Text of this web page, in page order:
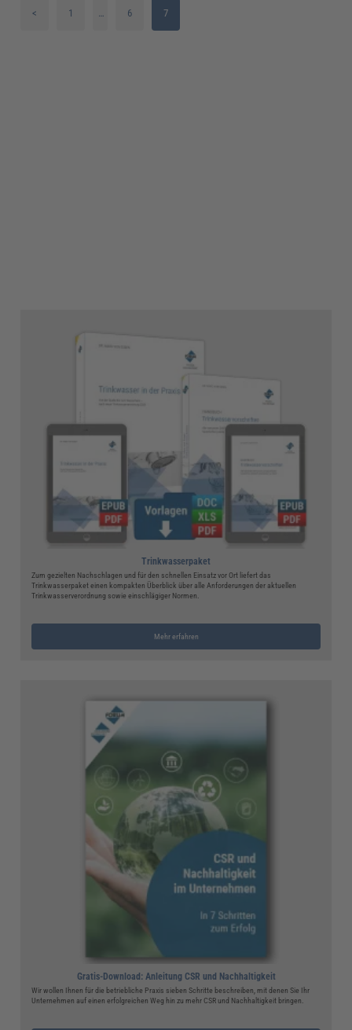
< 1 … 6 7
Trinkwasserpaket
Zum gezielten Nachschlagen und für den schnellen Einsatz vor Ort liefert das
Trinkwasserpaket einen kompakten Überblick über alle Anforderungen der aktuellen
Trinkwasserverordnung sowie einschlägiger Normen.
Mehr erfahren
Gratis-Download: Anleitung CSR und Nachhaltigkeit
Wir wollen Ihnen für die betriebliche Praxis sieben Schritte beschreiben, mit denen Sie Ihr
Unternehmen auf einen erfolgreichen Weg hin zu mehr CSR und Nachhaltigkeit bringen.